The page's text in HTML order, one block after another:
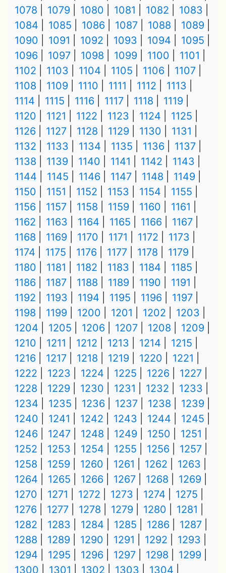
1078
1079 1080 1081 1082
1083
1084
1085 1086 1087 1088
1089
1090
1091 1092 1093 1094
1095
1096
1097 1098 1099 1100
1101
1102
1103 1104 1105 1106
1107
1108
1109 1110 1111 1112
1113
1114
1115 1116 1117 1118
1119
1120
1121 1122 1123 1124
1125
1126
1127 1128 1129 1130
1131
1132
1133 1134 1135 1136
1137
1138
1139 1140 1141 1142
1143
1144
1145 1146 1147 1148
1149
1150
1151 1152 1153 1154
1155
1156
1157 1158 1159 1160
1161
1162
1163 1164 1165 1166
1167
1168
1169 1170 1171 1172
1173
1174
1175 1176 1177 1178
1179
1180
1181 1182 1183 1184
1185
1186
1187 1188 1189 1190
1191
1192
1193 1194 1195 1196
1197
1198
1199 1200 1201 1202
1203
1204
1205 1206 1207 1208
1209
1210
1211 1212 1213 1214
1215
1216
1217 1218 1219 1220
1221
1222
1223 1224 1225 1226
1227
1228
1229 1230 1231 1232
1233
1234
1235 1236 1237 1238
1239
1240
1241 1242 1243 1244
1245
1246
1247 1248 1249 1250
1251
1252
1253 1254 1255 1256
1257
1258
1259 1260 1261 1262
1263
1264
1265 1266 1267 1268
1269
1270
1271 1272 1273 1274
1275
1276
1277 1278 1279 1280
1281
1282
1283 1284 1285 1286
1287
1288
1289 1290 1291 1292
1293
1294
1295 1296 1297 1298
1299
1300
1301 1302 1303
1304